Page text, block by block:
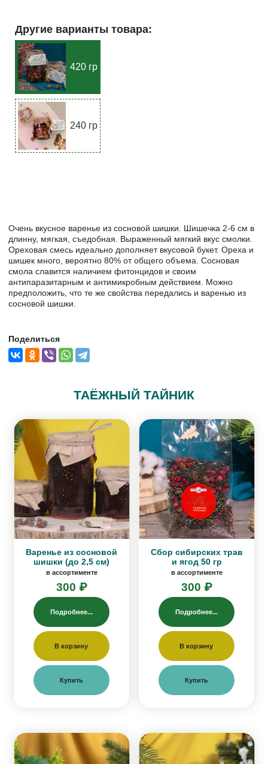
Другие варианты товара:
420 гр
240 гр
Очень вкусное варенье из сосновой шишки. Шишечка 2-6 см в
длинну, мягкая, съедобная. Выраженный мягкий вкус смолки.
Ореховая смесь идеально дополняет вкусовой букет. Ореха и
шишек много, вероятно 80% от общего объема. Сосновая
смола славится наличием фитонцидов и своим
антипаразитарным и антимикробным действием. Можно
предположить, что те же свойства передались и варенью из
сосновой шишки.
Поделиться
ТАЁЖНЫЙ ТАЙНИК
Варенье из сосновой
шишки (до 2,5 см)
в ассортименте
300 ₽
Подробнее...
В корзину
Купить
Сбор сибирских трав
и ягод 50 гр
в ассортименте
300 ₽
Подробнее...
В корзину
Купить